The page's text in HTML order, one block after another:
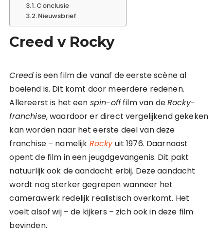
Conclusie
Nieuwsbrief
Creed v Rocky
Creedis een film die vanaf de eerste scène al
boeiend is. Dit komt door meerdere redenen.
Allereerst is het een spin-offfilm van deRocky-
franchise, waardoor er direct vergelijkend gekeken
kan worden naar het eerste deel van deze
franchise – namelijk Rockyuit 1976. Daarnaast
opent de film in een jeugdgevangenis. Dit pakt
natuurlijk ook de aandacht erbij. Deze aandacht
wordt nog sterker gegrepen wanneer het
camerawerk redelijk realistisch overkomt. Het
voelt alsof wij – de kijkers – zich ook in deze film
bevinden.